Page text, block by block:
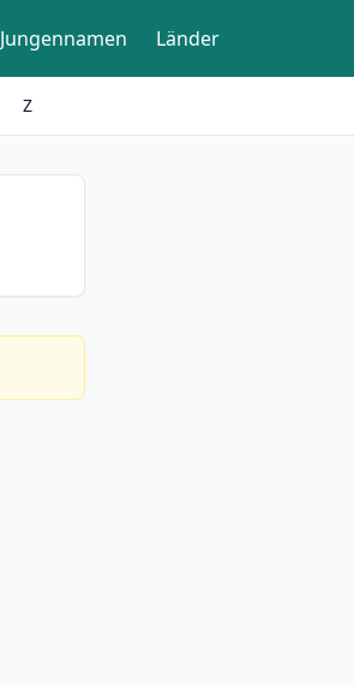
Jungennamen Länder
Z